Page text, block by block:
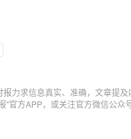
报力求信息真实、准确，文章提
"官方APP，或关注官方微信公